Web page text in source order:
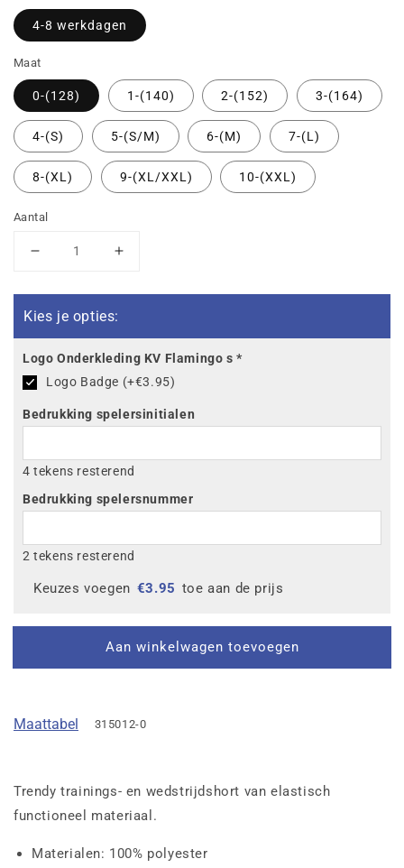
4-8 werkdagen
Maat
0-(128) 1-(140) 2-(152) 3-(164)
4-(S) 5-(S/M) 6-(M) 7-(L)
8-(XL) 9-(XL/XXL) 10-(XXL)
Aantal
Aantal
voor
KV
Flamingo&#39;s
Rio
2.0
short
Aantal
voor
Flamingo&#39;s
Rio
2.0
short
Kies je opties:
Logo Onderkleding KV Flamingo s*
Logo Badge (+€3.95)
Bedrukking spelersinitialen
4 tekens resterend
Bedrukking spelersnummer
2 tekens resterend
Keuzes voegen €3.95 toe aan de prijs
Aan winkelwagen toevoegen
Maattabel 315012-0
Trendy trainings- en wedstrijdshort van elastisch
functioneel materiaal.
Materialen: 100% polyester